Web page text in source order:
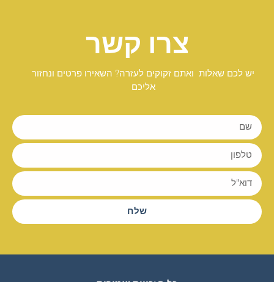
צרו קשר
יש לכם שאלות ואתם זקוקים לעזרה? השאירו פרטים ונחזור
אליכם
שלח